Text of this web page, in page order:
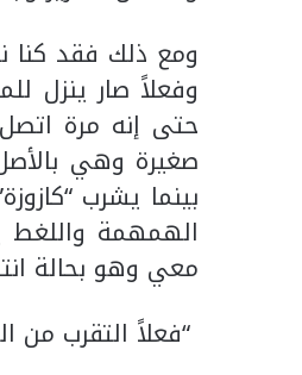
ومع ذلك فقد كنا
وفعلاً صار ينزل
حتى إنه مرة
صغيرة وهي
بينما يشرب
الهمهمة واللغط
معي وهو بحالة
“فعلاً التقرب